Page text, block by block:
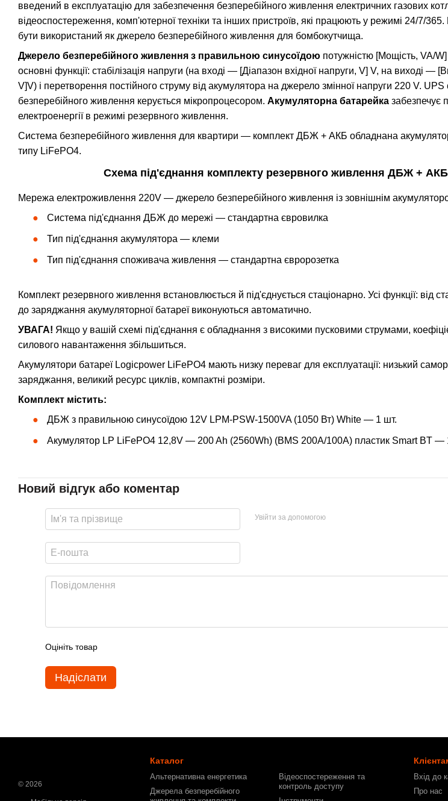
введений в експлуатацію для забезпечення безперебійного живлення електричних газових
відеоспостереження, комп'ютерної техніки та інших пристроїв, які працюють у режимі 24/7/
бути використаний як джерело безперебійного живлення для бомбокутчища.
Джерело безперебійного живлення з правильною синусоїдою потужністю [Мощість, VA/
основні функції: стабілізація напруги (на вході — [Діапазон вхідної напруги, V] V, на виході —
V]V) і перетворення постійного струму від акумулятора на джерело змінної напруги 220 V. UPS
безперебійного живлення керується мікропроцесором. Акумуляторна батарейка забезпечує
електроенергії в режимі резервного живлення.
Система безперебійного живлення для квартири — комплект ДБЖ + АКБ обладнана
типу LiFePO4.
Схема під'єднання комплекту резервного живлення ДБЖ + АКБ
Мережа електроживлення 220V — джерело безперебійного живлення із зовнішнім
Система під'єднання ДБЖ до мережі — стандартна євровилка
Тип під'єднання акумулятора — клеми
Тип під'єднання споживача живлення — стандартна євророзетка
Комплект резервного живлення встановлюється й під'єднується стаціонарно. Усі функції: від
до заряджання акумуляторної батареї виконуються автоматично.
УВАГА! Якщо у вашій схемі під'єднання є обладнання з високими пусковими струмами,
силового навантаження збільшиться.
Акумулятори батареї Logicpower LiFePO4 мають низку переваг для експлуатації: низький
заряджання, великий ресурс циклів, компактні розміри.
Комплект містить:
ДБЖ з правильною синусоїдою 12V LPM-PSW-1500VA (1050 Вт) White — 1 шт.
Акумулятор LP LiFePO4 12,8V — 200 Ah (2560Wh) (BMS 200A/100А) пластик Smart BT —
Новий відгук або коментар
Увійти за допомогою
Оцініть товар
Надіслати
© 2026
Каталог
Альтернативна енергетика
Джерела безперебійного
Відеоспостереження та
контроль доступу
Вхід до
Про нас